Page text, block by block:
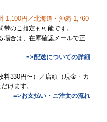
1,100円／北海道・沖縄 1,760
帯のご指定も可能です。
場合は、在庫確認メールで正
=>配送についての詳細
料330円〜）／店頭（現金・カ
けます。
=>お支払い・ご注文の流れ